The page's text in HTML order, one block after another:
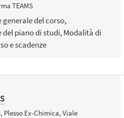
TEAMS
generale del corso,
del piano di studi, Modalità di
e scadenze
Plesso Ex-Chimica, Viale